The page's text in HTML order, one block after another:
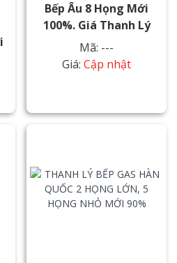
Bếp Âu 8 Họng Mới
100%. Giá Thanh Lý
Mã: ---
Giá: Cập nhật